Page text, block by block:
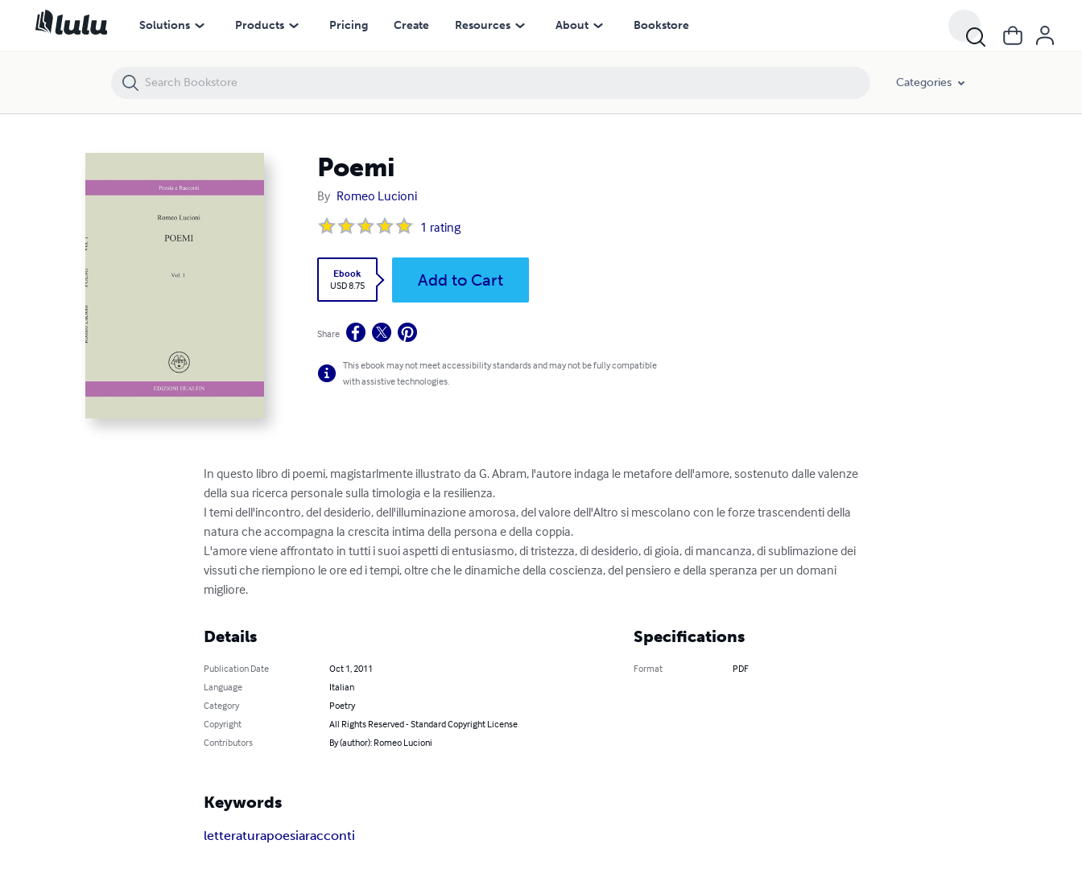
Solutions Products Pricing Create Resources About Bookstore
Categories
Poemi
By Romeo Lucioni
1 rating
Ebook
USD 8.75
Add to Cart
Share
This ebook may not meet accessibility standards and may not be fully compatible
with assistive technologies.
In questo libro di poemi, magistarlmente illustrato da G. Abram, l'autore indaga le metafore dell'amore, sostenuto dalle valenze
della sua ricerca personale sulla timologia e la resilienza.
I temi dell'incontro, del desiderio, dell'illuminazione amorosa, del valore dell'Altro si mescolano con le forze trascendenti della
natura che accompagna la crescita intima della persona e della coppia.
L'amore viene affrontato in tutti i suoi aspetti di entusiasmo, di tristezza, di desiderio, di gioia, di mancanza, di sublimazione dei
vissuti che riempiono le ore ed i tempi, oltre che le dinamiche della coscienza, del pensiero e della speranza per un domani
migliore.
Details
Publication Date
Oct 1, 2011
Language
Italian
Category
Poetry
Copyright
All Rights Reserved - Standard Copyright License
Contributors
By (author): Romeo Lucioni
Specifications
Format PDF
Keywords
letteraturapoesiaracconti